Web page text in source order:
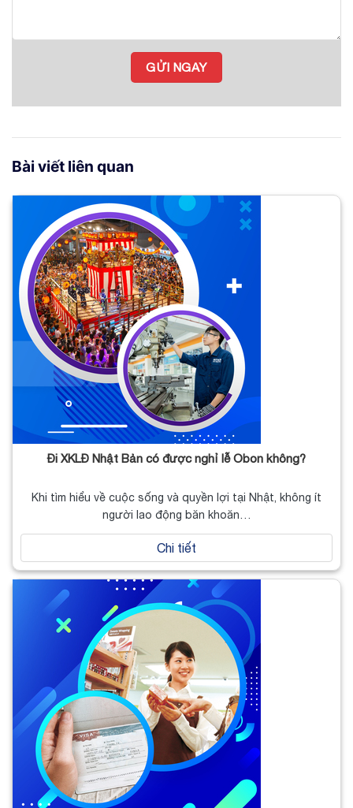
Bài viết liên quan
Đi XKLĐ Nhật Bản có được nghỉ lễ Obon không?
Khi tìm hiểu về cuộc sống và quyền lợi tại Nhật, không ít
người lao động băn khoăn…
Chi tiết